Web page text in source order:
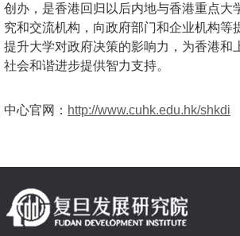
创办，是香港回归以后内地与香港重点大
究和交流机构，向政府部门和企业机构等
提升大学对政府决策的影响力，为香港和
社会和谐进步提供智力支持。
中心官网： http://www.cuhk.edu.hk/shkdi